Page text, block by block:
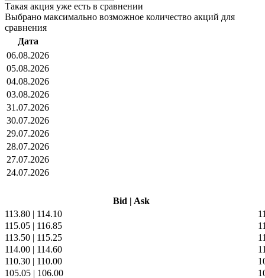
Такая акция уже есть в сравнении
Выбрано максимально возможное количество акций для
сравнения
Дата
06.08.2026
05.08.2026
04.08.2026
03.08.2026
31.07.2026
30.07.2026
29.07.2026
28.07.2026
27.07.2026
24.07.2026
Bid | Ask
113.80 | 114.10
115.05 | 116.85
113.50 | 115.25
114.00 | 114.60
110.30 | 110.00
105.05 | 106.00